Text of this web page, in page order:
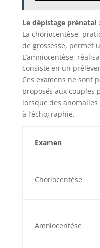
Le dépistage prénatal
La choriocentèse,
de grossesse, permet
L’amniocentèse,
consiste en un
Ces examens ne sont
proposés aux couples
lorsque des
à l’échographie.
Examen
Choriocentèse
Amniocentèse